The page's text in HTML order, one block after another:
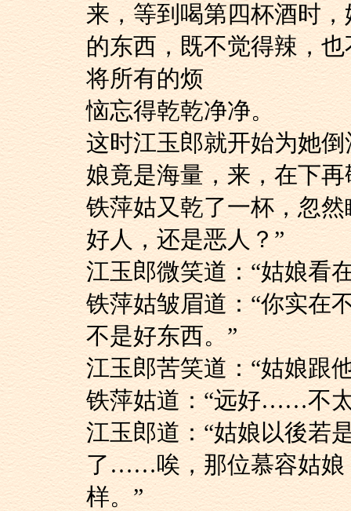
来，等到喝第四杯酒时
的东西，既不觉得辣，
将所有的烦
恼忘得乾乾净净。
这时江玉郎就开始为
娘竟是海量，来，在下
铁萍姑又乾了一杯，
好人，还是恶人？”
江玉郎微笑道：“姑娘
铁萍姑皱眉道：“你
不是好东西。”
江玉郎苦笑道：“姑娘
铁萍姑道：“远好……不
江玉郎道：“姑娘以後
了……唉，那位慕容姑娘
样。”